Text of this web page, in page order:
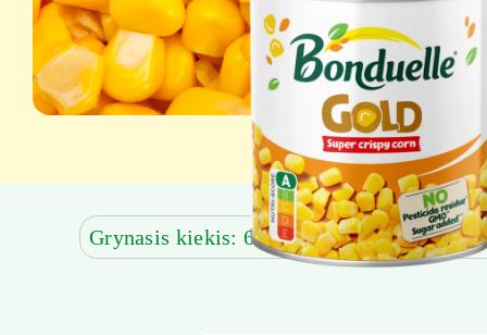
Grynasis kiekis: 600 g Grynoji masė be